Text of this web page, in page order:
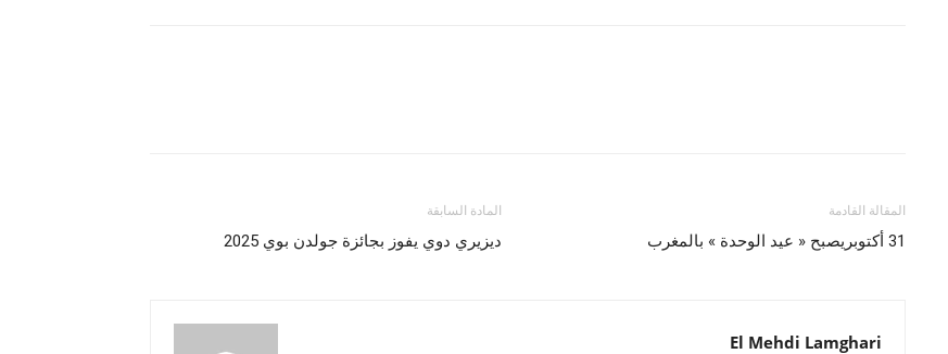
المادة السابقة
ديزيري دوي يفوز بجائزة جولدن بوي 2025
المقالة القادمة
31 أكتوبريصبح « عيد الوحدة » بالمغرب
El Mehdi Lamghari